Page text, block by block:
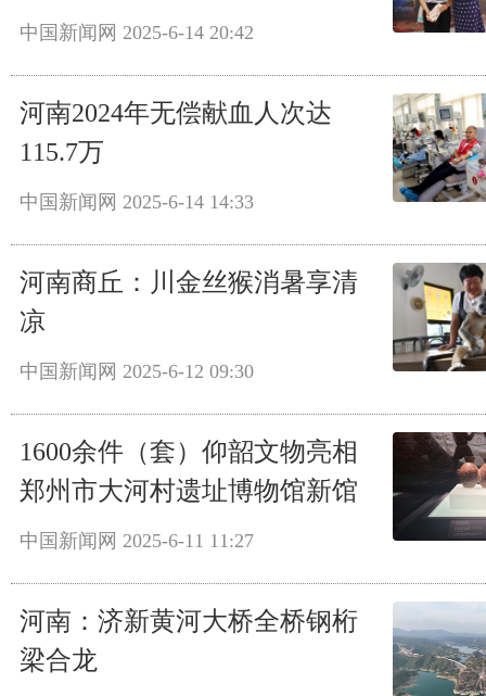
中国新闻网 2025-6-14 20:42
河南2024年无偿献血人次达
115.7万
中国新闻网 2025-6-14 14:33
河南商丘：川金丝猴消暑享清
凉
中国新闻网 2025-6-12 09:30
1600余件（套）仰韶文物亮相
郑州市大河村遗址博物馆新馆
中国新闻网 2025-6-11 11:27
河南：济新黄河大桥全桥钢桁
梁合龙